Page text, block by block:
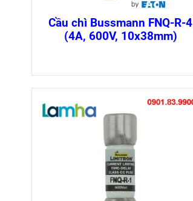
Cầu chì Bussmann FNQ-R-4
(4A, 600V, 10x38mm)